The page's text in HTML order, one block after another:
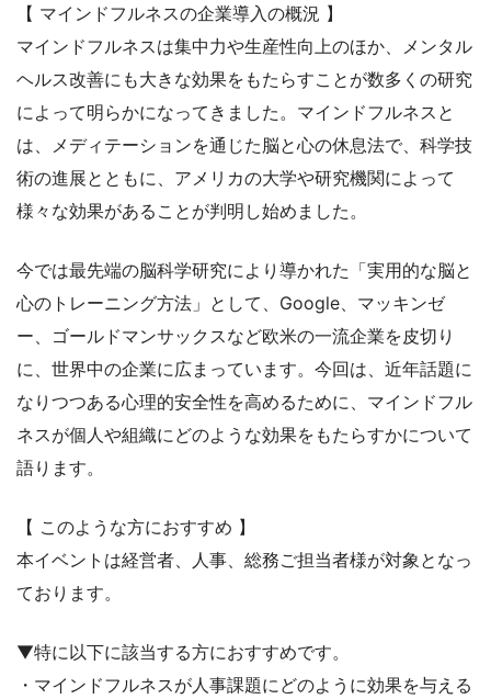
【 マインドフルネスの企業導入の概況 】
マインドフルネスは集中力や生産性向上のほか、メンタル
ヘルス改善にも大きな効果をもたらすことが数多くの研究
によって明らかになってきました。マインドフルネスと
は、メディテーションを通じた脳と心の休息法で、科学技
術の進展とともに、アメリカの大学や研究機関によって
様々な効果があることが判明し始めました。
今では最先端の脳科学研究により導かれた「実用的な脳と
心のトレーニング方法」として、Google、マッキンゼ
ー、ゴールドマンサックスなど欧米の一流企業を皮切り
に、世界中の企業に広まっています。今回は、近年話題に
なりつつある心理的安全性を高めるために、マインドフル
ネスが個人や組織にどのような効果をもたらすかについて
語ります。
【 このような方におすすめ 】
本イベントは経営者、人事、総務ご担当者様が対象となっ
ております。
▼特に以下に該当する方におすすめです。
・マインドフルネスが人事課題にどのように効果を与える